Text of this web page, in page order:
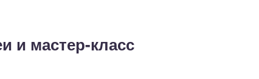
и мастер-класс